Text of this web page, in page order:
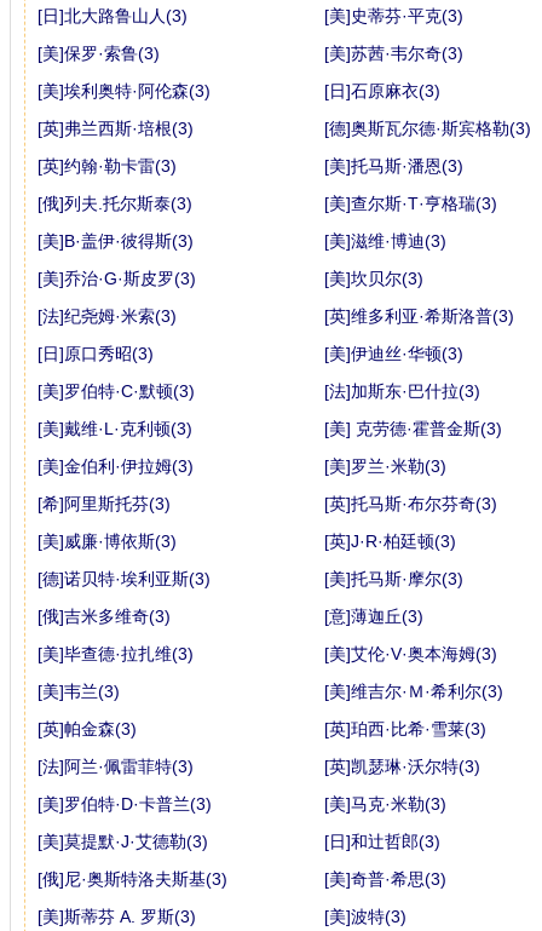
[日]北大路鲁山人(3)
[美]史蒂芬·平克(3)
[美]保罗·索鲁(3)
[美]苏茜·韦尔奇(3)
[美]埃利奥特·阿伦森(3)
[日]石原麻衣(3)
[英]弗兰西斯·培根(3)
[德]奥斯瓦尔德·斯宾格勒(3)
[英]约翰·勒卡雷(3)
[美]托马斯·潘恩(3)
[俄]列夫.托尔斯泰(3)
[美]查尔斯·T·亨格瑞(3)
[美]B·盖伊·彼得斯(3)
[美]滋维·博迪(3)
[美]乔治·G·斯皮罗(3)
[美]坎贝尔(3)
[法]纪尧姆·米索(3)
[英]维多利亚·希斯洛普(3)
[日]原口秀昭(3)
[美]伊迪丝·华顿(3)
[美]罗伯特·C·默顿(3)
[法]加斯东·巴什拉(3)
[美]戴维·L·克利顿(3)
[美] 克劳德·霍普金斯(3)
[美]金伯利·伊拉姆(3)
[美]罗兰·米勒(3)
[希]阿里斯托芬(3)
[英]托马斯·布尔芬奇(3)
[美]威廉·博依斯(3)
[英]J·R·柏廷顿(3)
[德]诺贝特·埃利亚斯(3)
[美]托马斯·摩尔(3)
[俄]吉米多维奇(3)
[意]薄迦丘(3)
[美]毕查德·拉扎维(3)
[美]艾伦·V·奥本海姆(3)
[美]韦兰(3)
[美]维吉尔·Ｍ·希利尔(3)
[英]帕金森(3)
[英]珀西·比希·雪莱(3)
[法]阿兰·佩雷菲特(3)
[英]凯瑟琳·沃尔特(3)
[美]罗伯特·D·卡普兰(3)
[美]马克·米勒(3)
[美]莫提默·J·艾德勒(3)
[日]和辻哲郎(3)
[俄]尼·奥斯特洛夫斯基(3)
[美]奇普·希思(3)
[美]斯蒂芬 A. 罗斯(3)
[美]波特(3)